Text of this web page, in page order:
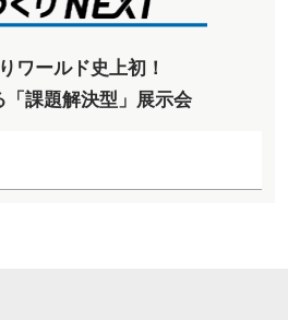
ワールド史上初！
課題解決型」展示会